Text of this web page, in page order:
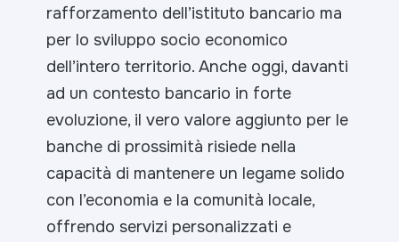
rafforzamento dell’istituto bancario ma
per lo sviluppo socio economico
dell’intero territorio. Anche oggi, davanti
ad un contesto bancario in forte
evoluzione, il vero valore aggiunto per le
banche di prossimità risiede nella
capacità di mantenere un legame solido
con l’economia e la comunità locale,
offrendo servizi personalizzati e